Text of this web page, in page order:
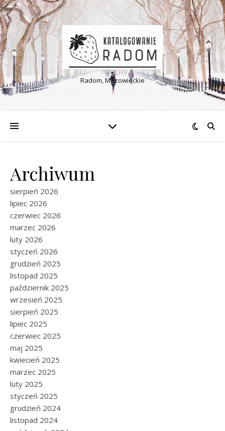
Radom, Mazowieckie
Archiwum
sierpień 2026
lipiec 2026
czerwiec 2026
marzec 2026
luty 2026
styczeń 2026
grudzień 2025
listopad 2025
październik 2025
wrzesień 2025
sierpień 2025
lipiec 2025
czerwiec 2025
maj 2025
kwiecień 2025
marzec 2025
luty 2025
styczeń 2025
grudzień 2024
listopad 2024